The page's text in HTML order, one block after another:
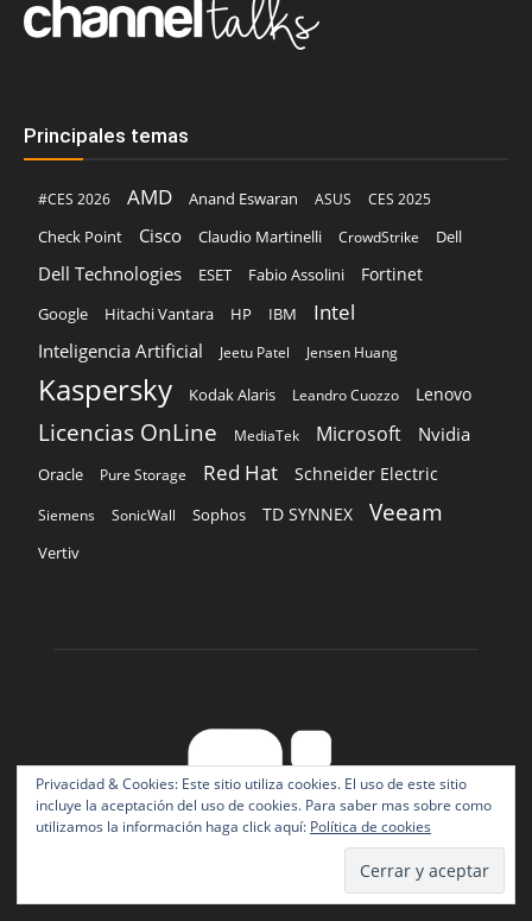
Principales temas
#CES 2026 AMD Anand Eswaran ASUS
CES 2025
Check Point
Cisco Claudio Martinelli CrowdStrike Dell
Dell Technologies ESET Fabio Assolini Fortinet
Google Hitachi Vantara HP IBM Intel
Inteligencia Artificial Jeetu Patel Jensen Huang
Kaspersky Kodak Alaris Leandro Cuozzo Lenovo
Licencias OnLine MediaTek Microsoft Nvidia
Oracle Pure Storage Red Hat Schneider Electric
Siemens SonicWall Sophos TD SYNNEX Veeam
Vertiv
Privacidad & Cookies: Este sitio utiliza cookies. El uso de este sitio
incluye la aceptación del uso de cookies. Para saber mas sobre como
utilizamos la información haga click aquí: Política de cookies